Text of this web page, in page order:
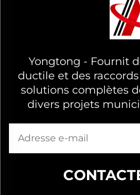
Yongtong - Fournit
ductile et des
solutions complètes
divers projets